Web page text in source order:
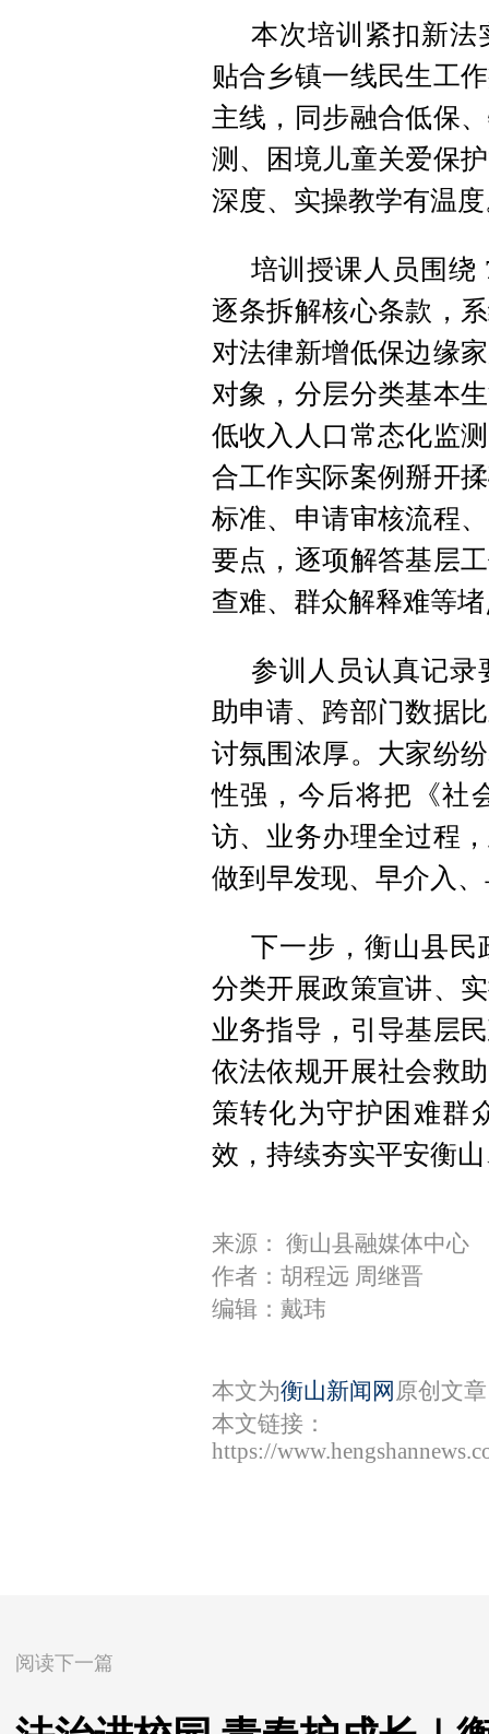
本次培训紧扣新法
贴合乡镇一线民生工
主线，同步融合低保
测、困境儿童关爱保
深度、实操教学有温
培训授课人员围绕
逐条拆解核心条款，
对法律新增低保边缘
对象，分层分类基本
低收入人口常态化监
合工作实际案例掰开
标准、申请审核流程
要点，逐项解答基层
查难、群众解释难等
参训人员认真记录
助申请、跨部门数据
讨氛围浓厚。大家纷
性强，今后将把《社
访、业务办理全过程
做到早发现、早介入
下一步，衡山县民
分类开展政策宣讲、
业务指导，引导基层
依法依规开展社会救
策转化为守护困难群
效，持续夯实平安衡
来源： 衡山县融媒体中心
作者：胡程远 周继晋
编辑：戴玮
本文为衡山新闻网 原创文
本文链接：
https://
阅读下一篇